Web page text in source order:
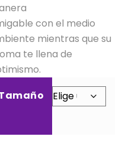
con el medio
mientras que su
te llena de